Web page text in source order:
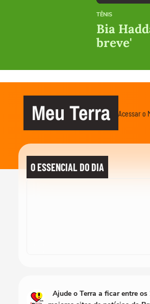
TÊNIS
Bia
breve'
Meu Terra Acessar o
O ESSENCIAL DO DIA
Ajude o Terra a ficar entre os